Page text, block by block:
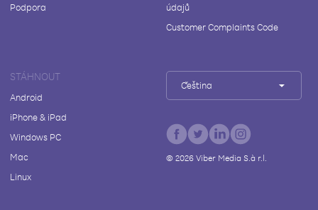
Podpora
údajů
Customer Complaints Code
STÁHNOUT
Android
iPhone & iPad
Windows PC
Mac
Linux
Čeština
© 2026Viber Media S.à r.l.